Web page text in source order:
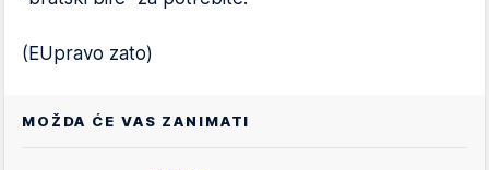
(EUpravo zato)
MOŽDA ĆE VAS ZANIMATI